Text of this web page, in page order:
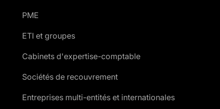
PME
ETI et groupes
Cabinets d'expertise-comptable
Sociétés de recouvrement
Entreprises multi-entités et internationales